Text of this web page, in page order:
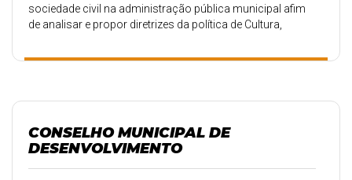
sociedade civil na administração pública municipal afim
de analisar e propor diretrizes da política de Cultura,
CONSELHO MUNICIPAL DE
DESENVOLVIMENTO